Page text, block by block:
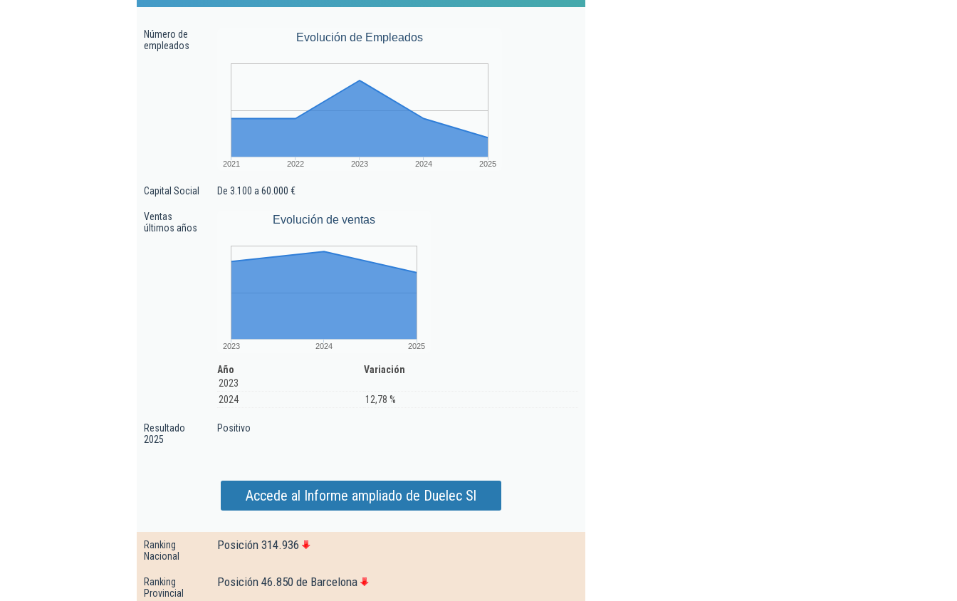
Número de
empleados
Evolución de Empleados
2021 2022 2023 2024 2025
Capital Social De 3.100 a 60.000 €
Ventas
últimos años
Evolución de ventas
2023 2024 2025
Año
Variación
2023
2024
12,78 %
Resultado
2025
Positivo
Accede al Informe ampliado de Duelec Sl
Ranking
Nacional
Posición 314.936
Ranking
Provincial
Posición 46.850 de Barcelona